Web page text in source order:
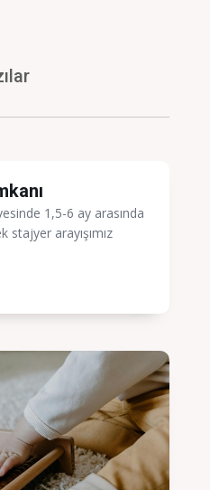
1,5-6 ay arasında
stajyer arayışımız